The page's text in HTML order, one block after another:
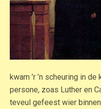
kwam ’r ’n scheuring in
persone, zoas Luther en
teveul gefeest wier